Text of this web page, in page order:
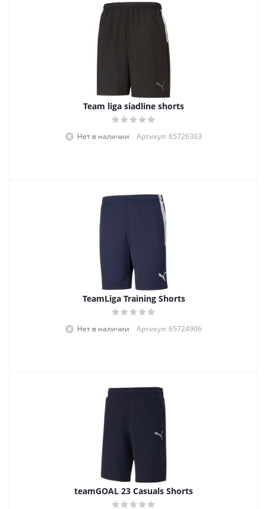
Team liga siadline shorts
Нет в наличии Артикул: 65726303
TeamLiga Training Shorts
Нет в наличии Артикул: 65724906
teamGOAL 23 Casuals Shorts